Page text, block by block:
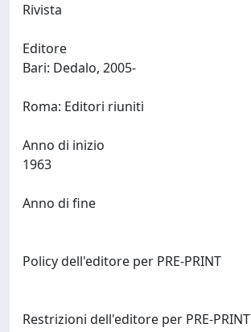
Rivista
Editore
Bari: Dedalo, 2005-
Anno di inizio
Anno di fine
Policy dell'editore per PRE-PRINT
Restrizioni dell'editore per PRE-PRINT